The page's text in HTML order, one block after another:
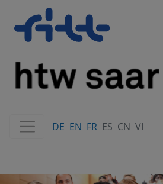
DE EN FR ES CN VI